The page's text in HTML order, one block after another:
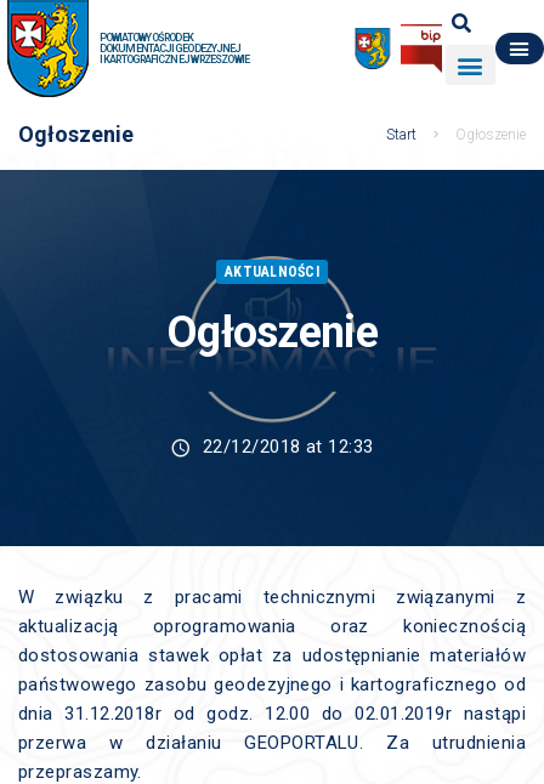
POWIATOWY OŚRODEK
DOKUMENTACJI GEODEZYJNEJ
I KARTOGRAFICZNEJ W RZESZOWIE
Ogłoszenie Start Ogłoszenie
AKTUALNOŚCI
Ogłoszenie
22/12/2018 at 12:33
W związku z pracami technicznymi związanymi z
aktualizacją oprogramowania oraz koniecznością
dostosowania stawek opłat za udostępnianie materiałów
państwowego zasobu geodezyjnego i kartograficznego od
dnia 31.12.2018r od godz. 12.00 do 02.01.2019r nastąpi
przerwa w działaniu GEOPORTALU. Za utrudnienia
przepraszamy.